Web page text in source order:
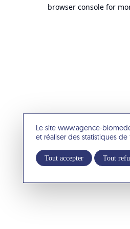
Le site www.agence-
et réaliser des statistiques
Tout accepter Tout
browser console for